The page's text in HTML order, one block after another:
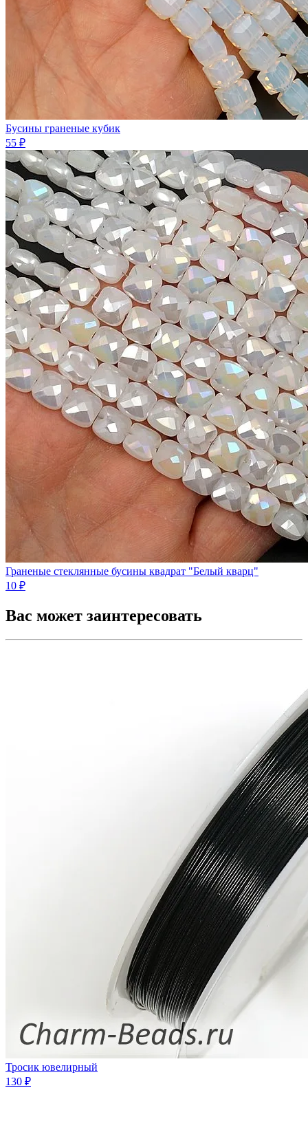
Бусины граненые кубик
55 ₽
Граненые стеклянные бусины квадрат "Белый кварц"
10 ₽
Вас может заинтересовать
Тросик ювелирный
130 ₽